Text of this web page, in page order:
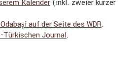
Kalender (inkl. zweier kurzer
auf der Seite des WDR.
Journal.